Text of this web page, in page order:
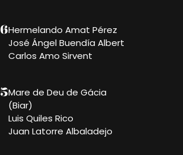
Hermelando Amat Pérez
José Ángel Buendía Albert
Carlos Amo Sirvent
Mare de Deu de Gácia
(Biar)
Luis Quiles Rico
Juan Latorre Albaladejo